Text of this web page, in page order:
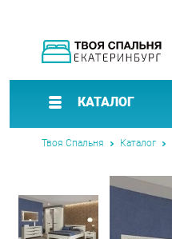
КАТАЛОГ
Твоя Спальня Каталог